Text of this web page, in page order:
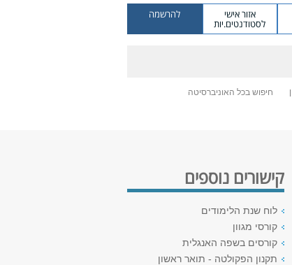
אזור אישי
לסטודנטים.יות
להרשמה
חיפוש בכל האוניברסיטה
קישורים נוספים
לוח שנת הלימודים
קורסי מגוון
קורסים בשפה האנגלית
תקנון הפקולטה - תואר ראשון